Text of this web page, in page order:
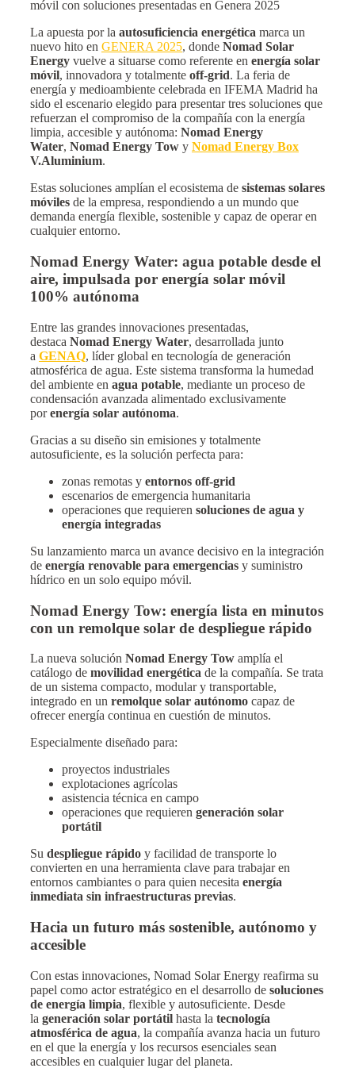
La apuesta por la autosuficiencia energética marca un
nuevo hito en GENERA 2025, donde Nomad Solar
Energy vuelve a situarse como referente en energía solar
móvil, innovadora y totalmente off-grid. La feria de
energía y medioambiente celebrada en IFEMA Madrid ha
sido el escenario elegido para presentar tres soluciones que
refuerzan el compromiso de la compañía con la energía
limpia, accesible y autónoma: Nomad Energy
Water, Nomad Energy Tow y Nomad Energy Box
V.Aluminium.
Estas soluciones amplían el ecosistema de sistemas solares
móviles de la empresa, respondiendo a un mundo que
demanda energía flexible, sostenible y capaz de operar en
cualquier entorno.
Nomad Energy Water: agua potable desde el
aire, impulsada por energía solar móvil
100% autónoma
Entre las grandes innovaciones presentadas,
destaca Nomad Energy Water, desarrollada junto
a GENAQ, líder global en tecnología de generación
atmosférica de agua. Este sistema transforma la humedad
del ambiente en agua potable, mediante un proceso de
condensación avanzada alimentado exclusivamente
porenergía solar autónoma.
Gracias a su diseño sin emisiones y totalmente
autosuficiente, es la solución perfecta para:
zonas remotas y entornos off-grid
escenarios de emergencia humanitaria
operaciones que requieren soluciones de agua y
energía integradas
Su lanzamiento marca un avance decisivo en la integración
de energía renovable para emergencias y suministro
hídrico en un solo equipo móvil.
Nomad Energy Tow: energía lista en minutos
con un remolque solar de despliegue rápido
La nueva solución Nomad Energy Tow amplía el
catálogo de movilidad energética de la compañía. Se trata
de un sistema compacto, modular y transportable,
integrado en un remolque solar autónomo capaz de
ofrecer energía continua en cuestión de minutos.
Especialmente diseñado para:
proyectos industriales
explotaciones agrícolas
asistencia técnica en campo
operaciones que requieren generación solar
portátil
Su despliegue rápido y facilidad de transporte lo
convierten en una herramienta clave para trabajar en
entornos cambiantes o para quien necesita energía
inmediata sin infraestructuras previas.
Hacia un futuro más sostenible, autónomo y
accesible
Con estas innovaciones, Nomad Solar Energy reafirma su
papel como actor estratégico en el desarrollo de soluciones
de energía limpia, flexible y autosuficiente. Desde
la generación solar portátil hasta la tecnología
atmosférica de agua, la compañía avanza hacia un futuro
en el que la energía y los recursos esenciales sean
accesibles en cualquier lugar del planeta.